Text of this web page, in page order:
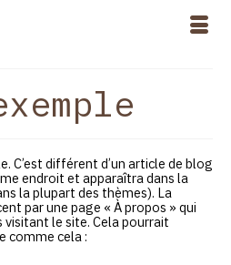
C’est différent d’un article de blog
endroit et apparaîtra dans la
la plupart des thèmes). La
par une page « À propos » qui
le site. Cela pourrait
comme cela :